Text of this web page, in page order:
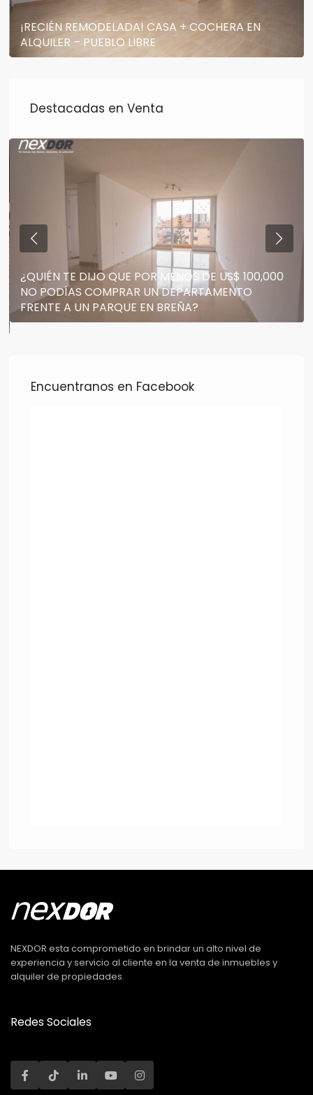
¡RECIÉN REMODELADA! CASA + COCHERA EN
ALQUILER – PUEBLO LIBRE
Destacadas en Venta
¿QUIÉN TE DIJO QUE POR MENOS DE US$ 100,000
NO PODÍAS COMPRAR UN DEPARTAMENTO
FRENTE A UN PARQUE EN BREÑA?
Encuentranos en Facebook
NEXDOR esta comprometido en brindar un alto nivel de
experiencia y servicio al cliente en la venta de inmuebles y
alquiler de propiedades.
Redes Sociales